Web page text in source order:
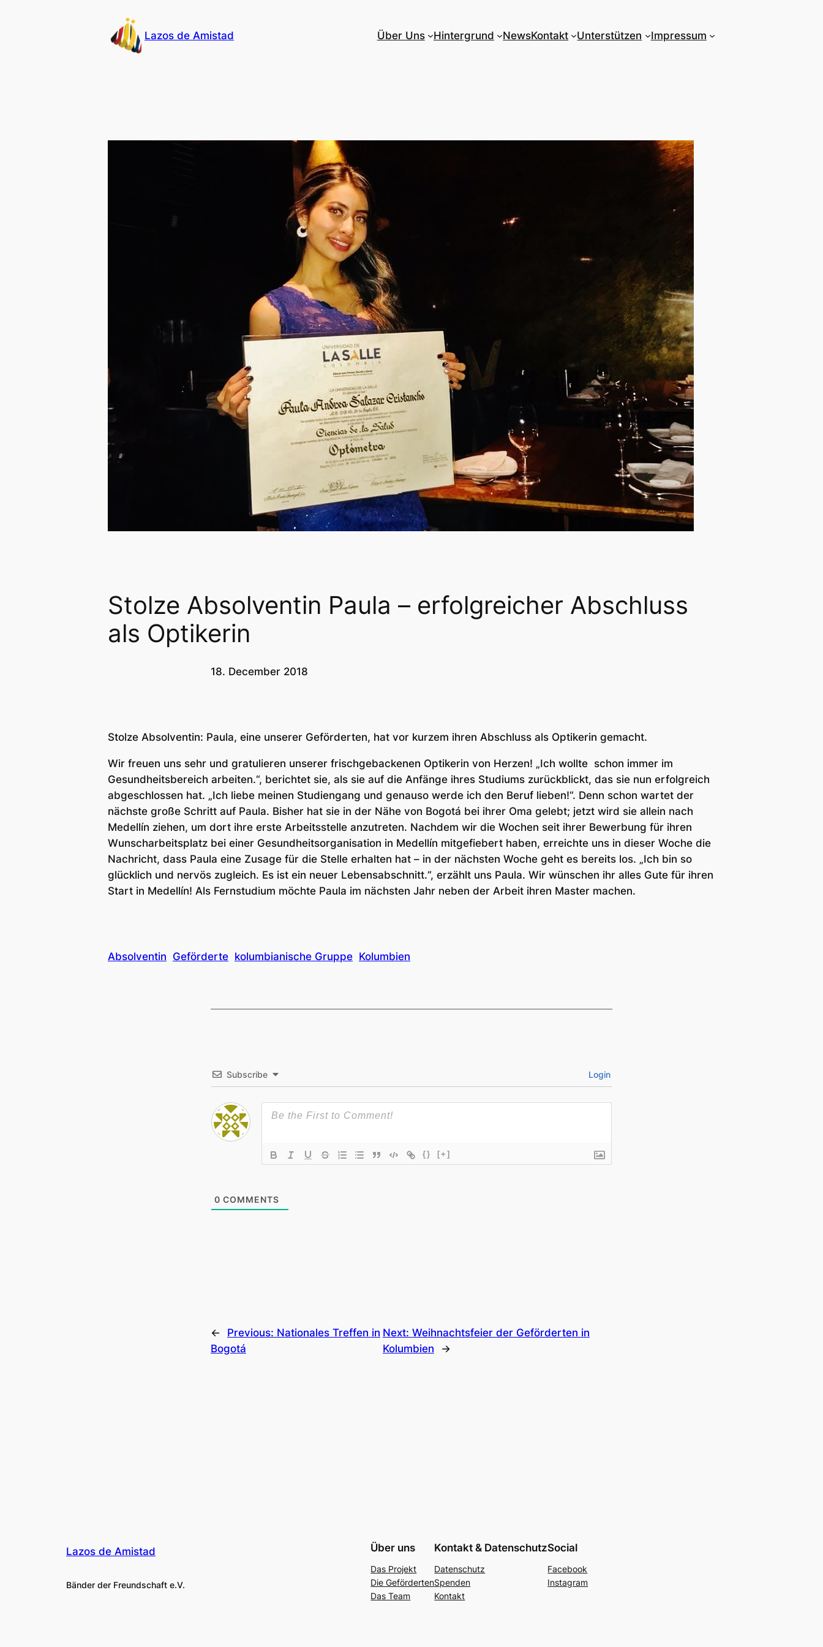
Lazos de Amistad Über Uns Hintergrund NewsKontakt Unterstützen Impressum
Stolze Absolventin Paula – erfolgreicher Abschluss
als Optikerin
18. December 2018
Stolze Absolventin: Paula, eine unserer Geförderten, hat vor kurzem ihren Abschluss als Optikerin gemacht.
Wir freuen uns sehr und gratulieren unserer frischgebackenen Optikerin von Herzen! „Ich wollte schon immer im
Gesundheitsbereich arbeiten.“, berichtet sie, als sie auf die Anfänge ihres Studiums zurückblickt, das sie nun erfolgreich
abgeschlossen hat. „Ich liebe meinen Studiengang und genauso werde ich den Beruf lieben!“. Denn schon wartet der
nächste große Schritt auf Paula. Bisher hat sie in der Nähe von Bogotá bei ihrer Oma gelebt; jetzt wird sie allein nach
Medellín ziehen, um dort ihre erste Arbeitsstelle anzutreten. Nachdem wir die Wochen seit ihrer Bewerbung für ihren
Wunscharbeitsplatz bei einer Gesundheitsorganisation in Medellín mitgefiebert haben, erreichte uns in dieser Woche die
Nachricht, dass Paula eine Zusage für die Stelle erhalten hat – in der nächsten Woche geht es bereits los. „Ich bin so
glücklich und nervös zugleich. Es ist ein neuer Lebensabschnitt.“, erzählt uns Paula. Wir wünschen ihr alles Gute für ihren
Start in Medellín! Als Fernstudium möchte Paula im nächsten Jahr neben der Arbeit ihren Master machen.
Absolventin Geförderte kolumbianische Gruppe Kolumbien
Subscribe Login
{} [+]
0 COMMENTS
← Previous: Nationales Treffen in
Bogotá
Next: Weihnachtsfeier der Geförderten in
Kolumbien
→
Lazos de Amistad
Bänder der Freundschaft e.V.
Über uns
Das Projekt
Die Geförderten
Das Team
Kontakt & Datenschutz
Datenschutz
Spenden
Kontakt
Social
Facebook
Instagram